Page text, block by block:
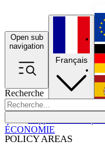
Open sub
navigation
Recherche
POLICY AREAS
Français
ÉCONOMIE